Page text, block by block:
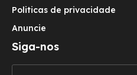
Politicas de privacidade
Anuncie
Siga-nos